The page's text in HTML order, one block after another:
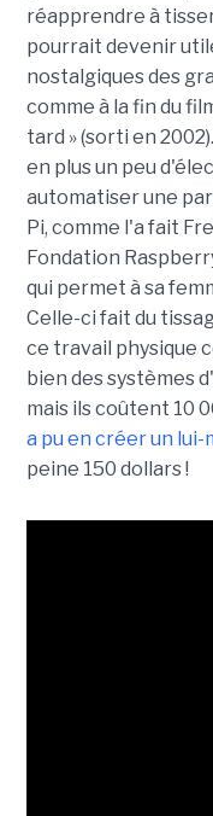
réapprendre à
pourrait devenir
nostalgiques des
comme à la fin du
tard » (sorti en
en plus un peu
automatiser une
Pi, comme l'a fait
Fondation
qui permet à sa
Celle-ci fait du
ce travail physique
bien des systèmes
mais ils coûtent 10
a pu en créer un lui-
peine 150 dollars !